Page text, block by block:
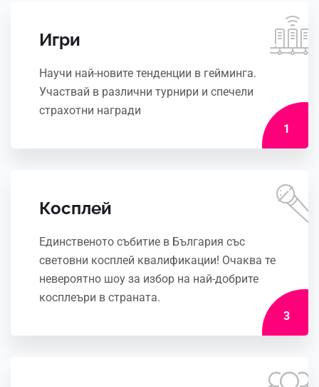
Игри
Научи най-новите тенденции в гейминга.
Участвай в различни турнири и спечели
страхотни награди
1
Косплей
Единственото събитие в България със
световни косплей квалификации! Очаква те
невероятно шоу за избор на най-добрите
косплеъри в страната.
3